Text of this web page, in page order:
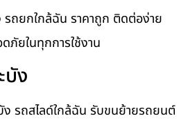
รถยกใกล้ฉัน ราคาถูก ติดต่อง่าย
ภัยในทุกการใช้งาน
บัง
ง รถสไลด์ใกล้ฉัน รับขนย้ายรถยนต์